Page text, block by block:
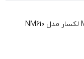
حافظه اس اس دی M.2 لکسار مدل NM610